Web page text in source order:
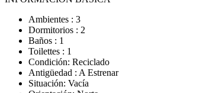
Ambientes : 3
Dormitorios : 2
Baños : 1
Toilettes : 1
Condición: Reciclado
Antigüedad : A Estrenar
Situación: Vacía